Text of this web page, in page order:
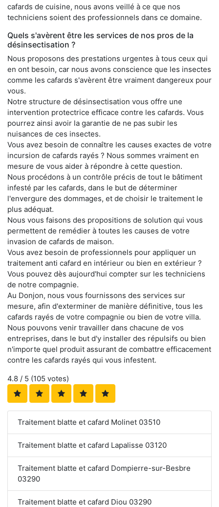
cafards de cuisine, nous avons veillé à ce que nos
techniciens soient des professionnels dans ce domaine.
Quels s'avèrent être les services de nos pros de la
désinsectisation ?
Nous proposons des prestations urgentes à tous ceux qui
en ont besoin, car nous avons conscience que les insectes
comme les cafards s'avèrent être vraiment dangereux pour
vous.
Notre structure de désinsectisation vous offre une
intervention protectrice efficace contre les cafards. Vous
pourrez ainsi avoir la garantie de ne pas subir les
nuisances de ces insectes.
Vous avez besoin de connaître les causes exactes de votre
incursion de cafards rayés ? Nous sommes vraiment en
mesure de vous aider à répondre à cette question.
Nous procédons à un contrôle précis de tout le bâtiment
infesté par les cafards, dans le but de déterminer
l'envergure des dommages, et de choisir le traitement le
plus adéquat.
Nous vous faisons des propositions de solution qui vous
permettent de remédier à toutes les causes de votre
invasion de cafards de maison.
Vous avez besoin de professionnels pour appliquer un
traitement anti cafard en intérieur ou bien en extérieur ?
Vous pouvez dès aujourd'hui compter sur les techniciens
de notre compagnie.
Au Donjon, nous vous fournissons des services sur
mesure, afin d'exterminer de manière définitive, tous les
cafards rayés de votre compagnie ou bien de votre villa.
Nous pouvons venir travailler dans chacune de vos
entreprises, dans le but d'y installer des répulsifs ou bien
n'importe quel produit assurant de combattre efficacement
contre les cafards rayés qui vous infestent.
4.8 / 5 (105 votes)
Traitement blatte et cafard Molinet 03510
Traitement blatte et cafard Lapalisse 03120
Traitement blatte et cafard Dompierre-sur-Besbre
03290
Traitement blatte et cafard Diou 03290